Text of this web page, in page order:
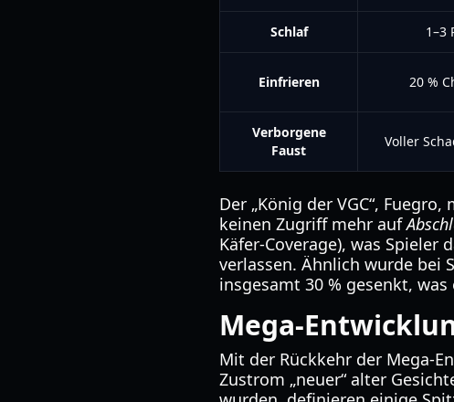
Schlaf 1–3
Einfrieren 20 %
Verborgene
Faust
Voller
Der „König der VGC“,
keinen Zugriff mehr auf
Käfer-Coverage), was
verlassen. Ähnlich wurde bei
insgesamt 30 % gesenkt,
Mega-
Mit der Rückkehr der Mega-
Zustrom „neuer“ alter